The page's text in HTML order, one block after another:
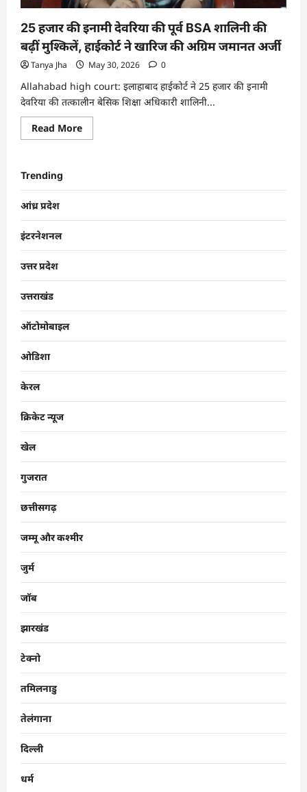
25 हजार की इनामी देवरिया की पूर्व BSA शालिनी की
बढ़ीं मुश्किलें, हाईकोर्ट ने खारिज की अग्रिम जमानत अर्जी
Tanya Jha May 30, 2026 0
Allahabad high court: इलाहाबाद हाईकोर्ट ने 25 हजार की इनामी
देवरिया की तत्कालीन बेसिक शिक्षा अधिकारी शालिनी...
Read More
Trending
आंध्र प्रदेश
इंटरनेशनल
उत्तर प्रदेश
उत्तराखंड
ऑटोमोबाइल
ओडिशा
केरल
क्रिकेट न्यूज
खेल
गुजरात
छत्तीसगढ़
जम्मू और कश्मीर
जुर्म
जॉब
झारखंड
टेक्नो
तमिलनाडु
तेलंगाना
दिल्ली
धर्म